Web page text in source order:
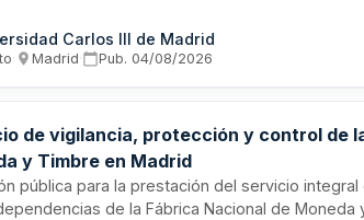
de la normativa laboral vigente y
Carlos III de Madrid
· Madrid· Pub. 04/08/2026
de vigilancia, protección y control de
y Timbre en Madrid
pública para la prestación del servicio
de la Fábrica Nacional de